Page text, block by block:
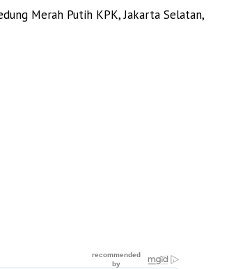
Merah Putih KPK, Jakarta Selatan,